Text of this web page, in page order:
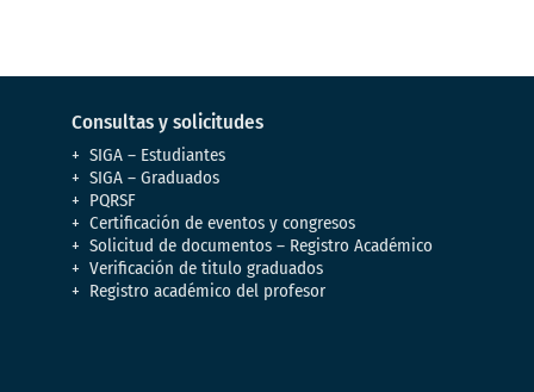
Consultas y solicitudes
SIGA – Estudiantes
SIGA – Graduados
PQRSF
Certificación de eventos y congresos
Solicitud de documentos – Registro Académico
Verificación de titulo graduados
Registro académico del profesor